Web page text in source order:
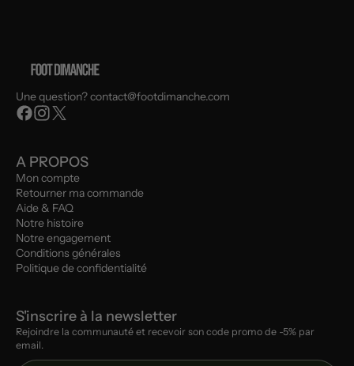
Une question? contact@footdimanche.com
A PROPOS
Mon compte
Retourner ma commande
Aide & FAQ
Notre histoire
Notre engagement
Conditions générales
Politique de confidentialité
S'inscrire à la newsletter
Rejoindre la communauté et recevoir son code promo de -5% par
email.